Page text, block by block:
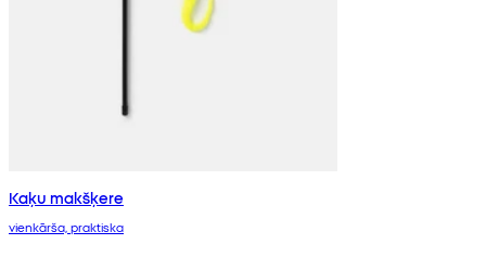
Kaķu makšķere
vienkārša, praktiska